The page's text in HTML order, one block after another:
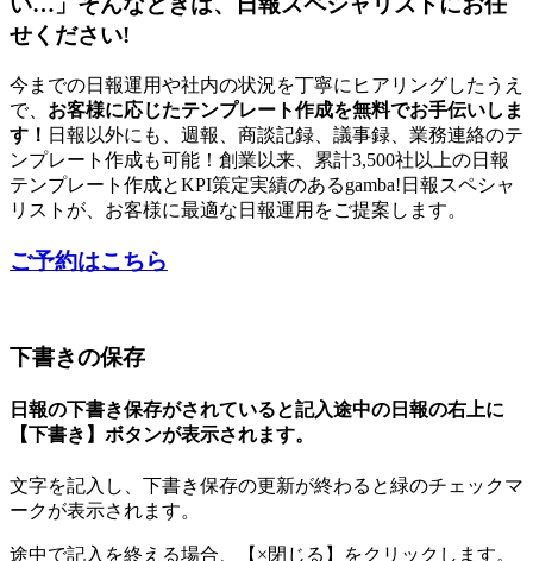
せください!
今までの日報運用や社内の状況を丁寧にヒアリングしたうえ
で、 お客様に応じたテンプレート作成を無料でお手伝いしま
す！ 日報以外にも、週報、商談記録、議事録、業務連絡のテ
ンプレート作成も可能！創業以来、累計3,500社以上の日報
テンプレート作成とKPI策定実績のあるgamba!日報スペシャ
リストが、お客様に最適な日報運用をご提案します。
ご予約はこちら
下書きの保存
日報の下書き保存がされていると記入途中の日報の右上に
【下書き】ボタンが表示されます。
文字を記入し、下書き保存の更新が終わると緑のチェックマ
ークが表示されます。
途中で記入を終える場合、【×閉じる】をクリックします。